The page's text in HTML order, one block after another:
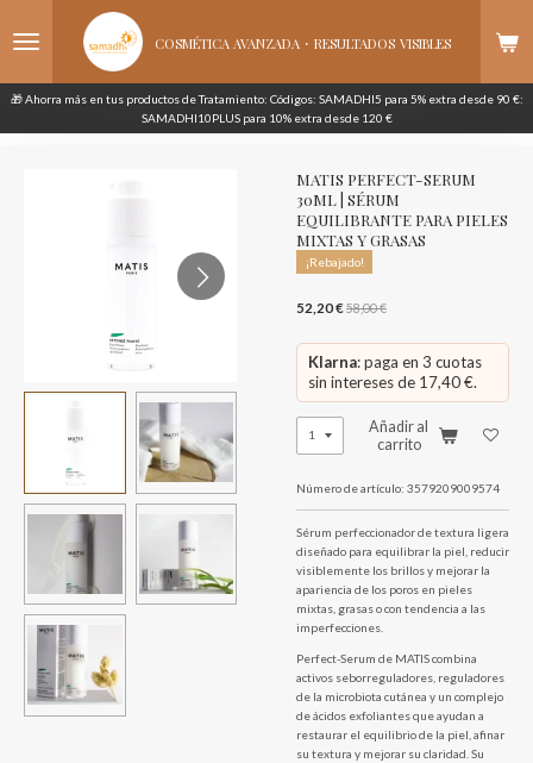
al
COSMÉTICA AVANZADA· RESULTADOS VISIBLES
🎁 Ahorra más en tus productos de Tratamiento: Códigos: SAMADHI5 para 5% extra desde 90 €:
SAMADHI10PLUS para 10% extra desde 120 €
MATIS PERFECT-SERUM
30ML | SÉRUM
EQUILIBRANTE PARA PIELES
MIXTAS Y GRASAS
¡Rebajado!
52,20 € 58,00 €
Klarna: paga en 3 cuotas
sin intereses de 17,40 €.
Añadir al
carrito
Número de artículo: 3579209009574
Sérum perfeccionador de textura ligera
diseñado para equilibrar la piel, reducir
visiblemente los brillos y mejorar la
apariencia de los poros en pieles
mixtas, grasas o con tendencia a las
imperfecciones.
Perfect-Serum de MATIS combina
activos seborreguladores, reguladores
de la microbiota cutánea y un complejo
de ácidos exfoliantes que ayudan a
restaurar el equilibrio de la piel, afinar
su textura y mejorar su claridad. Su